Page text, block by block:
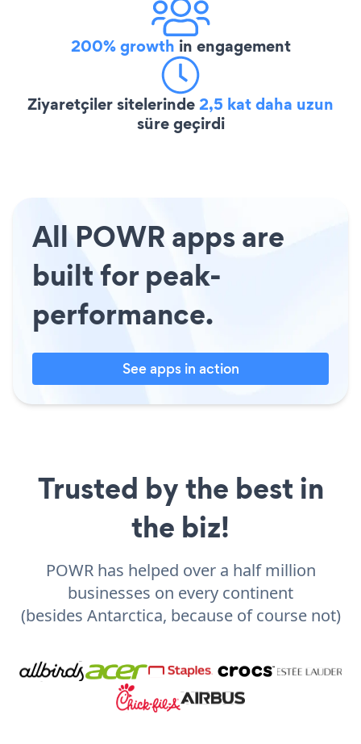
200% growth in engagement
Ziyaretçiler sitelerinde2,5 kat daha uzun
süre geçirdi
All POWR apps are
built for peak-
performance.
See apps in action
Trusted by the best in
the biz!
POWR has helped over a half million
businesses on every continent
(besides Antarctica, because of course not)